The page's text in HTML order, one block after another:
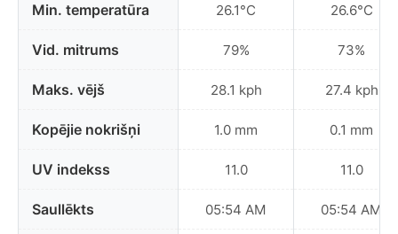
Min. temperatūra
Vid. mitrums
Maks. vējš
Kopējie nokrišņi
UV indekss
Saullēkts
26.1°C
79%
28.1 kph
1.0 mm
11.0
05:54 AM
26.6°C
73%
27.4 kph
0.1 mm
11.0
05:54 AM